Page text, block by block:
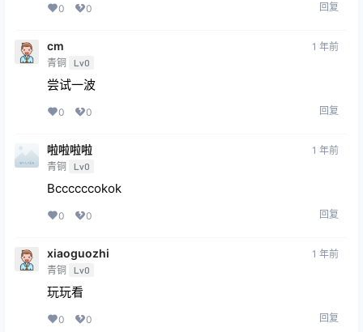
0 0 回复
cm
青铜 Lv0
1 年前
尝试一波
0 0 回复
啦啦啦啦
青铜 Lv0
1 年前
Bccccccokok
0 0 回复
xiaoguozhi
青铜 Lv0
1 年前
玩玩看
0 0 回复